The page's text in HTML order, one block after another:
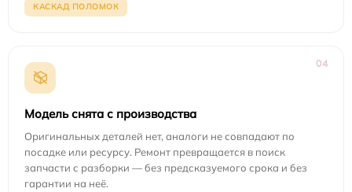
КАСКАД ПОЛОМОК
04
Модель снята с производства
Оригинальных деталей нет, аналоги не совпадают по
посадке или ресурсу. Ремонт превращается в поиск
запчасти с разборки — без предсказуемого срока и без
гарантии на неё.